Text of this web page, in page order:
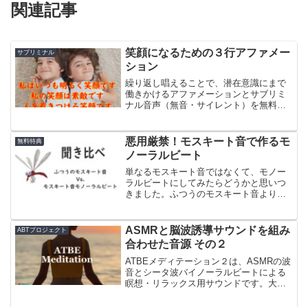
関連記事
サブリミナル
笑顔になるための３行アファメー
ション
繰り返し唱えることで、潜在意識にまで
働きかけるアファメーションとサブリミ
ナル音声（無音・サイレント）を無料提
です。
無料特典
悪用厳禁！モスキート音で作るモ
ノーラルビート
単なるモスキート音ではなくて、モノー
ラルビートにしてみたらどうかと思いつ
きました。ふつうのモスキート音より破
ましたら聞き比べてみて下さい。
ABTプロジェクト
ASMRと脳波誘導サウンドを組み
合わせた音源 その２
ATBEメディテーション２は、ASMRの波
音とシータ波バイノーラルビートによる
瞑想・リラックス用サウンドです。大学